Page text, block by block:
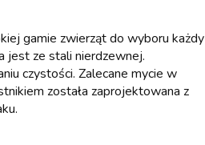
gamie zwierząt do wyboru każdy
jest ze stali nierdzewnej.
czystości. Zalecane mycie w
została zaprojektowana z